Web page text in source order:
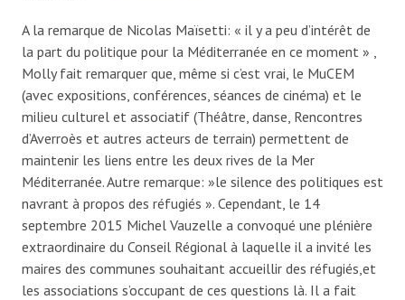
A la remarque de Nicolas Maïsetti: « il y a peu d’intérêt de
la part du politique pour la Méditerranée en ce moment » ,
Molly fait remarquer que, même si c’est vrai, le MuCEM
(avec expositions, conférences, séances de cinéma) et le
milieu culturel et associatif (Théâtre, danse, Rencontres
d’Averroès et autres acteurs de terrain) permettent de
maintenir les liens entre les deux rives de la Mer
Méditerranée. Autre remarque: »le silence des politiques est
navrant à propos des réfugiés ». Cependant, le 14
septembre 2015 Michel Vauzelle a convoqué une plénière
extraordinaire du Conseil Régional à laquelle il a invité les
maires des communes souhaitant accueillir des réfugiés,et
les associations s’occupant de ces questions là. Il a fait